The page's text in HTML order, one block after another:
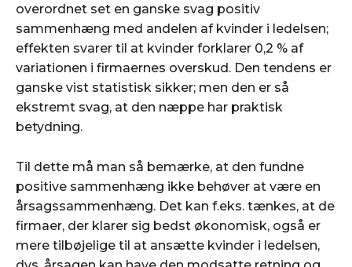
overordnet set en ganske svag positiv
sammenhæng med andelen af kvinder i ledelsen;
effekten svarer til at kvinder forklarer 0,2 % af
variationen i firmaernes overskud. Den tendens er
ganske vist statistisk sikker; men den er så
ekstremt svag, at den næppe har praktisk
betydning.
Til dette må man så bemærke, at den fundne
positive sammenhæng ikke behøver at være en
årsagssammenhæng. Det kan f.eks. tænkes, at de
firmaer, der klarer sig bedst økonomisk, også er
mere tilbøjelige til at ansætte kvinder i ledelsen,